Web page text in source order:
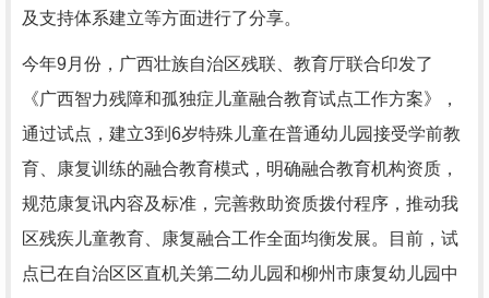
及支持体系建立等方面进行了分享。
今年9月份，广西壮族自治区残联、教育厅联合印发了
《广西智力残障和孤独症儿童融合教育试点工作方案》，
通过试点，建立3到6岁特殊儿童在普通幼儿园接受学前教
育、康复训练的融合教育模式，明确融合教育机构资质，
规范康复讯内容及标准，完善救助资质拨付程序，推动我
区残疾儿童教育、康复融合工作全面均衡发展。目前，试
点已在自治区区直机关第二幼儿园和柳州市康复幼儿园中